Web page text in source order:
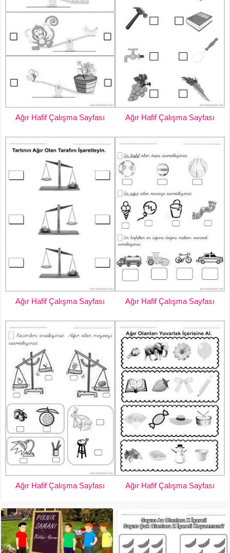
Ağır Hafif Çalışma Sayfası Ağır Hafif Çalışma Sayfası
Ağır Hafif Çalışma Sayfası Ağır Hafif Çalışma Sayfası
Ağır Hafif Çalışma Sayfası Ağır Hafif Çalışma Sayfası